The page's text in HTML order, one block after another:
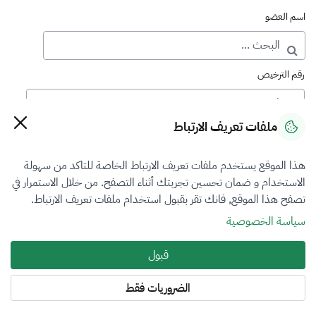
اسم العضو
رقم الترخيص
رقم العضوية
فرع التقييم
الكل
نوع العضوية
أساسي
المنطقة
ملفات تعريف الارتباط
هذا الموقع يستخدم ملفات تعريف الارتباط الخاصة للتاكد من سهولة
الاستخدام و ضمان تحسين تجربتك أثناء التصفح. من خلال الاستمرار في
تصفح هذا الموقع, فانك تقر بقبول استخدام ملفات تعريف الارتباط.
سياسة الخصوصية
قبول
الضروريات فقط